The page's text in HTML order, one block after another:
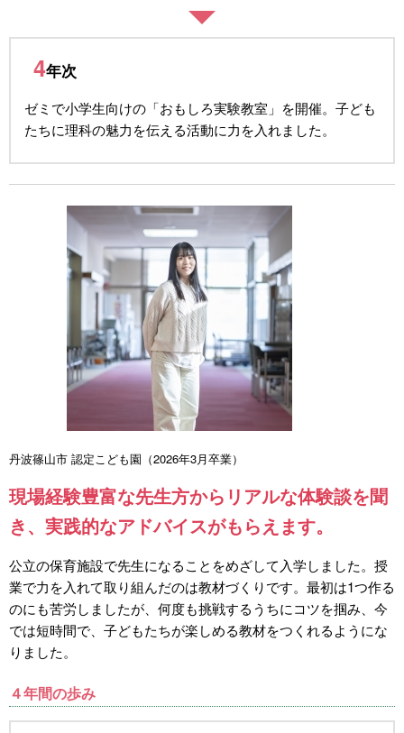
4年次
ゼミで小学生向けの「おもしろ実験教室」を開催。子ども
たちに理科の魅力を伝える活動に力を入れました。
丹波篠山市 認定こども園（2026年3月卒業）
現場経験豊富な先生方からリアルな体験談を聞
き、実践的なアドバイスがもらえます。
公立の保育施設で先生になることをめざして入学しました。授
業で力を入れて取り組んだのは教材づくりです。最初は1つ作る
のにも苦労しましたが、何度も挑戦するうちにコツを掴み、今
では短時間で、子どもたちが楽しめる教材をつくれるようにな
りました。
４年間の歩み